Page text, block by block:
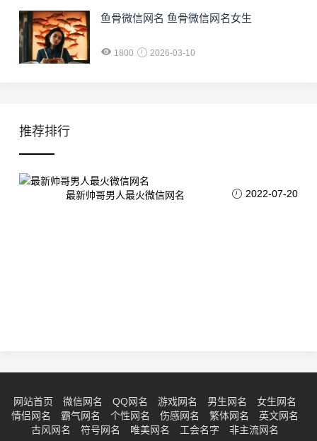
鱼骨微信网名 鱼骨微信网名女生
1800 2026-03-10
推荐排行
最新帅哥男人最火微信网名 2022-07-20
网站首页 微信网名 QQ网名 游戏网名 男生网名
女生网名
情侣网名
霸气网名 个性网名 伤感网名 繁体网名
英文网名
古风网名
符号网名 唯美网名 工会名字 非主流网名